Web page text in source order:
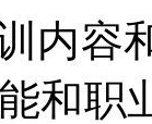
容
和职